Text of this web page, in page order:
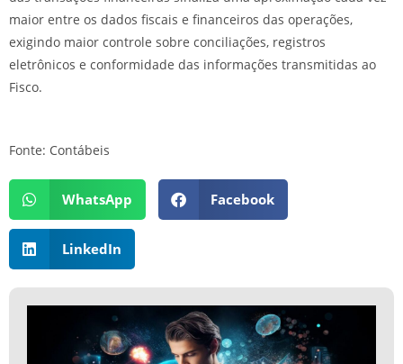
maior entre os dados fiscais e financeiros das operações,
exigindo maior controle sobre conciliações, registros
eletrônicos e conformidade das informações transmitidas ao
Fisco.
Fonte: Contábeis
WhatsApp Facebook
LinkedIn